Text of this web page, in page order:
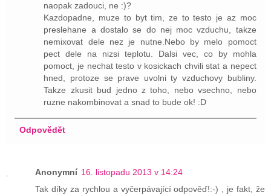
naopak zadouci, ne :)?
Kazdopadne, muze to byt tim, ze to testo je az moc
preslehane a dostalo se do nej moc vzduchu, takze
nemixovat dele nez je nutne.Nebo by melo pomoct
pect dele na nizsi teplotu. Dalsi vec, co by mohla
pomoct, je nechat testo v kosickach chvili stat a nepect
hned, protoze se prave uvolni ty vzduchovy bubliny.
Takze zkusit bud jedno z toho, nebo vsechno, nebo
ruzne nakombinovat a snad to bude ok! :D
Odpovědět
Anonymní 16. listopadu 2013 v 14:24
Tak díky za rychlou a vyčerpávající odpověď!:-) , je fakt, že